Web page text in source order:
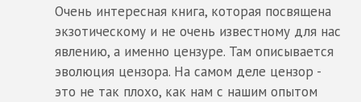
Очень интересная книга, которая посвящена
экзотическому и не очень известному для нас
явлению, а именно цензуре. Там описывается
эволюция цензора. На самом деле цензор -
это не так плохо, как нам с нашим опытом